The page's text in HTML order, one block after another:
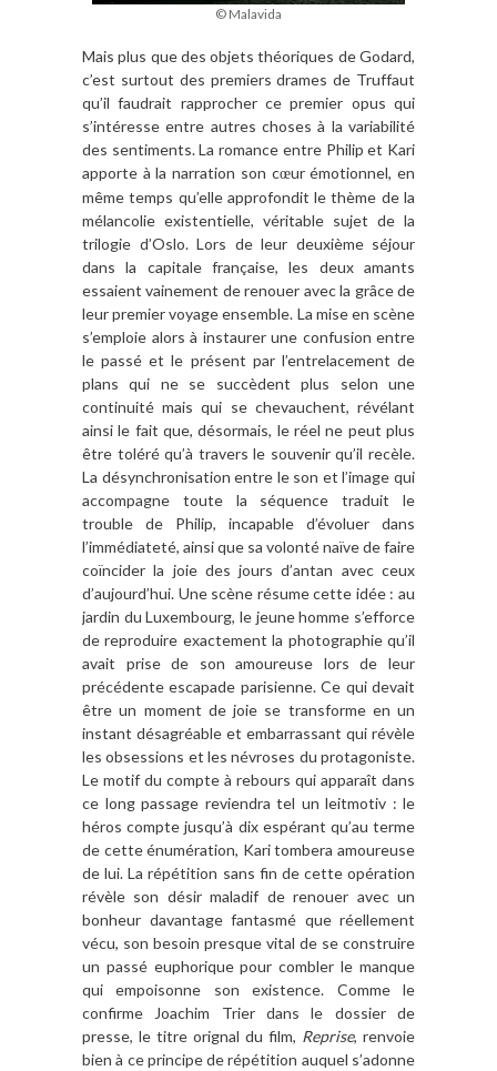
© Malavida
Mais plus que des objets théoriques de Godard,
c’est surtout des premiers drames de Truffaut
qu’il faudrait rapprocher ce premier opus qui
s’intéresse entre autres choses à la variabilité
des sentiments. La romance entre Philip et Kari
apporte à la narration son cœur émotionnel, en
même temps qu’elle approfondit le thème de la
mélancolie existentielle, véritable sujet de la
trilogie d’Oslo. Lors de leur deuxième séjour
dans la capitale française, les deux amants
essaient vainement de renouer avec la grâce de
leur premier voyage ensemble. La mise en scène
s’emploie alors à instaurer une confusion entre
le passé et le présent par l’entrelacement de
plans qui ne se succèdent plus selon une
continuité mais qui se chevauchent, révélant
ainsi le fait que, désormais, le réel ne peut plus
être toléré qu’à travers le souvenir qu’il recèle.
La désynchronisation entre le son et l’image qui
accompagne toute la séquence traduit le
trouble de Philip, incapable d’évoluer dans
l’immédiateté, ainsi que sa volonté naïve de faire
coïncider la joie des jours d’antan avec ceux
d’aujourd’hui. Une scène résume cette idée : au
jardin du Luxembourg, le jeune homme s’efforce
de reproduire exactement la photographie qu’il
avait prise de son amoureuse lors de leur
précédente escapade parisienne. Ce qui devait
être un moment de joie se transforme en un
instant désagréable et embarrassant qui révèle
les obsessions et les névroses du protagoniste.
Le motif du compte à rebours qui apparaît dans
ce long passage reviendra tel un leitmotiv : le
héros compte jusqu’à dix espérant qu’au terme
de cette énumération, Kari tombera amoureuse
de lui. La répétition sans fin de cette opération
révèle son désir maladif de renouer avec un
bonheur davantage fantasmé que réellement
vécu, son besoin presque vital de se construire
un passé euphorique pour combler le manque
qui empoisonne son existence. Comme le
confirme Joachim Trier dans le dossier de
presse, le titre orignal du film, Reprise, renvoie
bien à ce principe de répétition auquel s’adonne